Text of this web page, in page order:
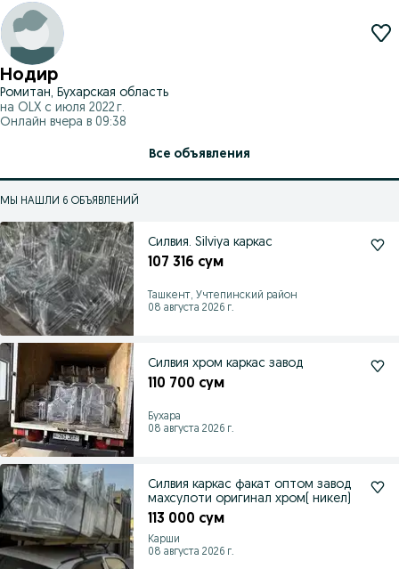
Нодир
Ромитан, Бухарская область
на OLX с июля 2022 г.
Онлайн вчера в 09:38
Все объявления
МЫ НАШЛИ 6 ОБЪЯВЛЕНИЙ
Силвия. Silviya каркас
107 316 сум
Ташкент, Учтепинский район
08 августа 2026 г.
Силвия хром каркас завод
110 700 сум
Бухара
08 августа 2026 г.
Силвия каркас факат оптом завод
махсулоти оригинал хром( никел)
113 000 сум
Карши
08 августа 2026 г.